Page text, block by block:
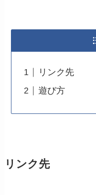
リンク先
遊び方
リンク先